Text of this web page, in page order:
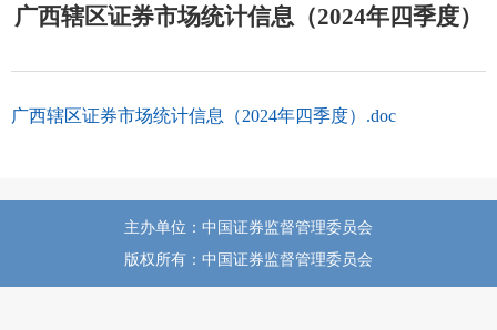
广西辖区证券市场统计信息（2024年四季度）
广西辖区证券市场统计信息（2024年四季度）.doc
主办单位：中国证券监督管理委员会
版权所有：中国证券监督管理委员会